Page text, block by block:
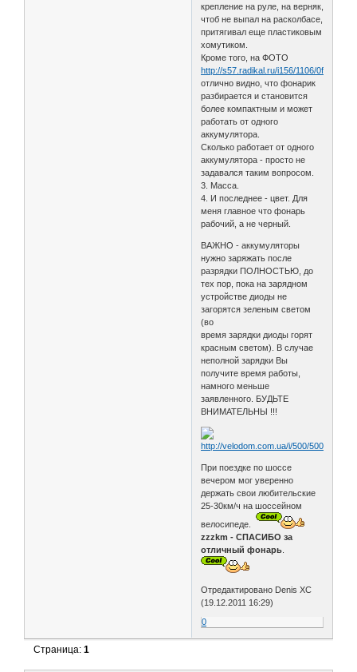
крепление на руле, на верняк,
чтоб не выпал на расколбасе,
притягивал еще пластиковым
хомутиком.
Кроме того, на ФОТО
http://s57.radikal.ru/i156/1106/0f/
отлично видно, что фонарик
разбирается и становится
более компактным и может
работать от одного
аккумулятора.
Сколько работает от одного
аккумулятора - просто не
задавался таким вопросом.
3. Масса.
4. И последнее - цвет. Для
меня главное что фонарь
рабочий, а не черный.
ВАЖНО - аккумуляторы
нужно заряжать после
разрядки ПОЛНОСТЬЮ, до
тех пор, пока на зарядном
устройстве диоды не
загорятся зеленым светом
(во
время зарядки диоды горят
красным светом). В случае
неполной зарядки Вы
получите время работы,
намного меньше
заявленного. БУДЬТЕ
ВНИМАТЕЛЬНЫ !!!
При поездке по шоссе
вечером мог уверенно
держать свои любительские
25-30км/ч на шоссейном
велосипеде.
zzzkm - СПАСИБО за
отличный фонарь
Отредактировано Denis XC
(19.12.2011 16:29)
0
Страница:1